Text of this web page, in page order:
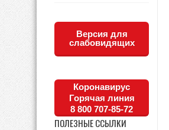
Версия для
слабовидящих
Коронавирус
Горячая линия
8 800 707-85-72
ПОЛЕЗНЫЕ ССЫЛКИ